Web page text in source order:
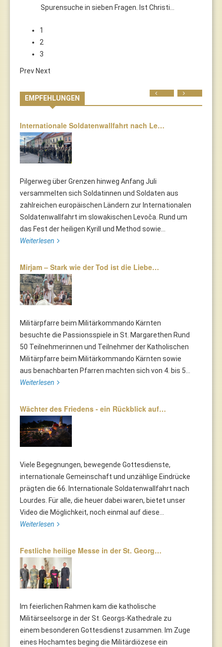
Spurensuche in sieben Fragen. Ist Christi…
1
2
3
PrevNext
EMPFEHLUNGEN
Internationale Soldatenwallfahrt nach Le…
Pilgerweg über Grenzen hinweg Anfang Juli
versammelten sich Soldatinnen und Soldaten aus
zahlreichen europäischen Ländern zur Internationalen
Soldatenwallfahrt im slowakischen Levoča. Rund um
das Fest der heiligen Kyrill und Method sowie...
Weiterlesen
Mirjam – Stark wie der Tod ist die Liebe…
Militärpfarre beim Militärkommando Kärnten
besuchte die Passionsspiele in St. Margarethen Rund
50 Teilnehmerinnen und Teilnehmer der Katholischen
Militärpfarre beim Militärkommando Kärnten sowie
aus benachbarten Pfarren machten sich von 4. bis 5...
Weiterlesen
Wächter des Friedens - ein Rückblick auf…
Viele Begegnungen, bewegende Gottesdienste,
internationale Gemeinschaft und unzählige Eindrücke
prägten die 66. Internationale Soldatenwallfahrt nach
Lourdes. Für alle, die heuer dabei waren, bietet unser
Video die Möglichkeit, noch einmal auf diese...
Weiterlesen
Festliche heilige Messe in der St. Georg…
Im feierlichen Rahmen kam die katholische
Militärseelsorge in der St. Georgs-Kathedrale zu
einem besonderen Gottesdienst zusammen. Im Zuge
eines Hochamtes beging die Militärdiözese ein